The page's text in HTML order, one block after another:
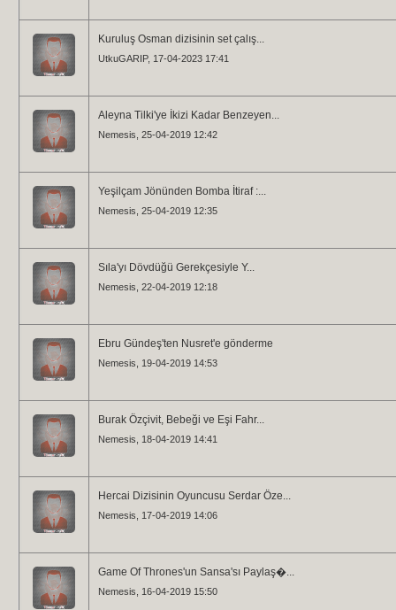
Kuruluş Osman dizisinin set çalış...
UtkuGARIP, 17-04-2023 17:41
Aleyna Tilki'ye İkizi Kadar Benzeyen...
Nemesis , 25-04-2019 12:42
Yeşilçam Jönünden Bomba İtiraf :...
Nemesis , 25-04-2019 12:35
Sıla'yı Dövdüğü Gerekçesiyle Y...
Nemesis , 22-04-2019 12:18
Ebru Gündeş'ten Nusret'e gönderme
Nemesis , 19-04-2019 14:53
Burak Özçivit, Bebeği ve Eşi Fahr...
Nemesis , 18-04-2019 14:41
Hercai Dizisinin Oyuncusu Serdar Öze...
Nemesis , 17-04-2019 14:06
Game Of Thrones'un Sansa'sı Paylaş�...
Nemesis , 16-04-2019 15:50